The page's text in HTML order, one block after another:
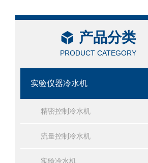
产品分类
PRODUCT CATEGORY
实验仪器冷水机
精密控制冷水机
流量控制冷水机
实验冷水机